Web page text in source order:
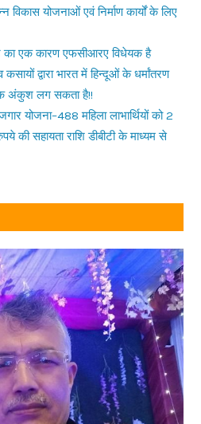
विकास योजनाओं एवं निर्माण कार्यों के लिए
एक कारण एफसीआरए विधेयक है
द्वारा भारत में हिन्दूओं के धर्मांतरण
अंकुश लग सकता है!!
योजना–488 महिला लाभार्थियों को 2
की सहायता राशि डीबीटी के माध्यम से